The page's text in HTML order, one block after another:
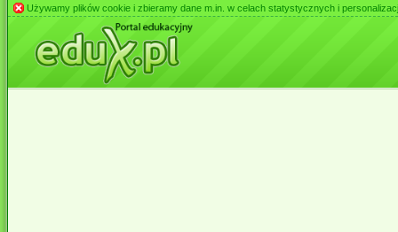
Używamy plików cookie i zbieramy dane m.in. w celach statystycznych i